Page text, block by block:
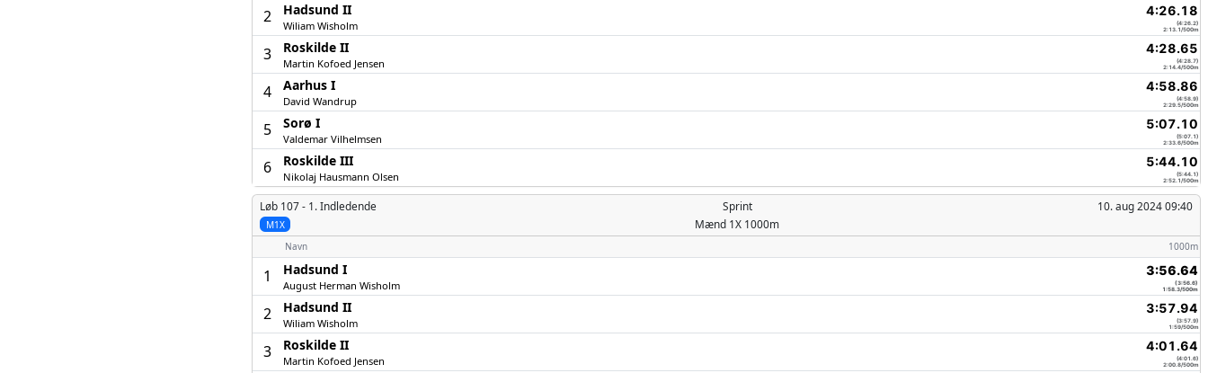
2 Hadsund II
Wiliam Wisholm
4:26.18
(4:26.2)
2:13.1/500m
3 Roskilde II
Martin Kofoed Jensen
4:28.65
(4:28.7)
2:14.4/500m
4 Aarhus I
David Wandrup
4:58.86
(4:58.9)
2:29.5/500m
5 Sorø I
Valdemar Vilhelmsen
5:07.10
(5:07.1)
2:33.6/500m
6 Roskilde III
Nikolaj Hausmann Olsen
5:44.10
(5:44.1)
2:52.1/500m
Løb 107 - 1. Indledende Sprint 10. aug 2024 09:40
M1X Mænd 1X 1000m
Navn 1000m
1 Hadsund I
August Herman Wisholm
3:56.64
(3:56.6)
1:58.3/500m
2 Hadsund II
Wiliam Wisholm
3:57.94
(3:57.9)
1:59/500m
3 Roskilde II
Martin Kofoed Jensen
4:01.64
(4:01.6)
2:00.8/500m